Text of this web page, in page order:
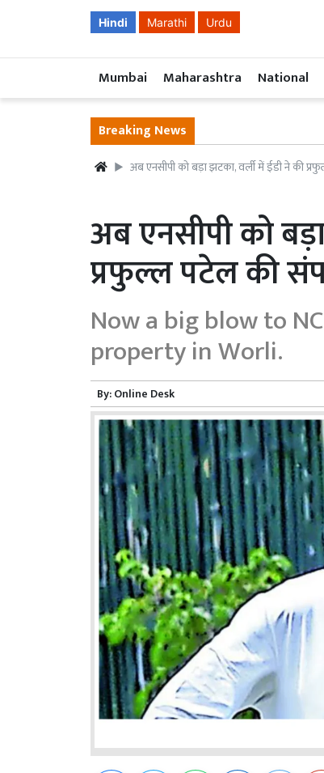
Hindi Marathi Urdu
Mumbai Maharashtra National
Breaking News
अब एनसीपी को बड़ा झटका, वर्ली में ईडी ने की
अब एनसीपी को
प्रफुल्ल पटेल की
Now a big blow to
property in Worli.
By:Online Desk